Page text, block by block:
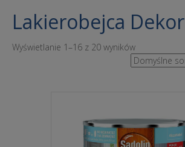
Lakierobejca Dekor
Wyświetlanie 1–16 z 20 wyników